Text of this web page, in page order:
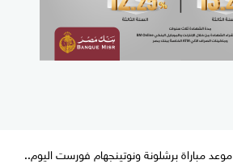
موعد مباراة برشلونة ونوتينجهام فورست اليوم..